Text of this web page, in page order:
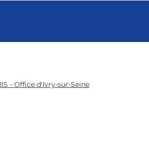
- Office d'Ivry-sur-Seine